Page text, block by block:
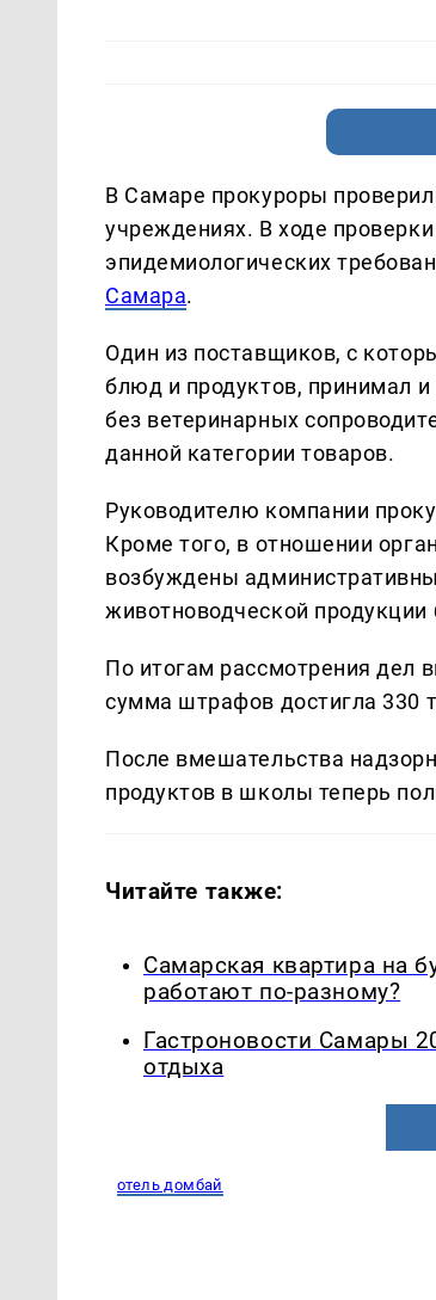
В Самаре прокуроры
учреждениях. В ходе
эпидемиологических
Самара.
Один из поставщиков, с
блюд и продуктов, принимал
без ветеринарных
данной категории товаров.
Руководителю компании
Кроме того, в отношении
возбуждены
животноводческой
По итогам рассмотрения дел
сумма штрафов достигла 330
После вмешательства
продуктов в школы теперь
Читайте также:
Самарская квартира на
работают по-разному?
Гастроновости Самары
отдыха
отель домбай